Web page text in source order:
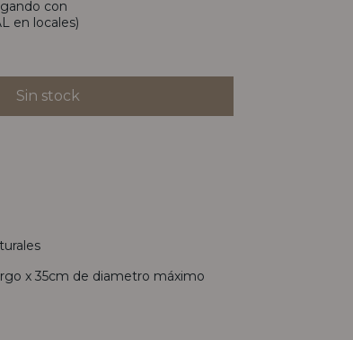
con
en locales)
x 35cm de diametro máximo